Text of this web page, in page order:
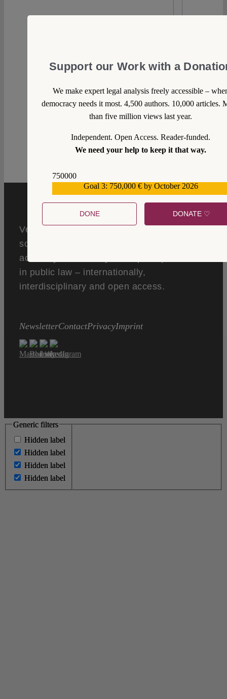
Verfassungsblog is a global forum of
scholarly debate at the interface of
academy and society. We open up debates
in public law – internationally,
interdisciplinary and open access.
NewsletterContactPrivacyImprint
Support our Work with a
We make expert legal analysis freely accessible –
democracy needs it most. 4,500 authors. 10,000 articles.
than five million views last year.
Independent. Open Access. Reader-funded.
We need your help to keep it that way.
750000
Goal 3: 750,000 € by October 2026
DONE DONATE ♡
Generic filters
Hidden label
Hidden label
Hidden label
Hidden label
Generic filters
Hidden label
Hidden label
Hidden label
Hidden label